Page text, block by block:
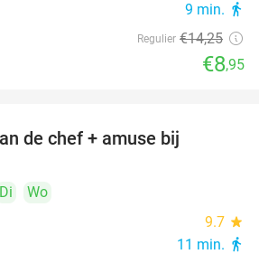
9 min. directions_walk
Regulier €14,25
€8,95
de chef + amuse bij
Di
Wo
9.7 star
11 min. directions_walk